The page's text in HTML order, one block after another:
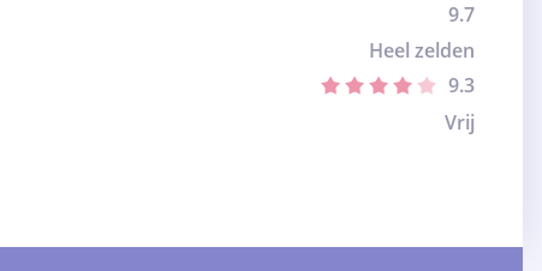
9.7
Heel zelden
9.3
Vrij